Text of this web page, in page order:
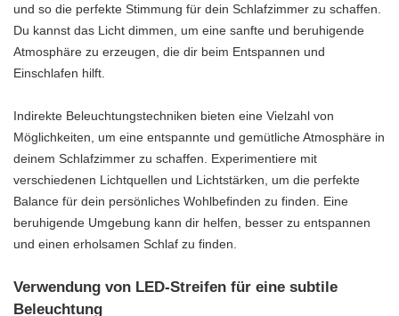
und so die perfekte Stimmung für dein Schlafzimmer zu schaffen.
Du kannst das Licht dimmen, um eine sanfte und beruhigende
Atmosphäre zu erzeugen, die dir beim Entspannen und
Einschlafen hilft.
Indirekte Beleuchtungstechniken bieten eine Vielzahl von
Möglichkeiten, um eine entspannte und gemütliche Atmosphäre in
deinem Schlafzimmer zu schaffen. Experimentiere mit
verschiedenen Lichtquellen und Lichtstärken, um die perfekte
Balance für dein persönliches Wohlbefinden zu finden. Eine
beruhigende Umgebung kann dir helfen, besser zu entspannen
und einen erholsamen Schlaf zu finden.
Verwendung von LED-Streifen für eine subtile
Beleuchtung